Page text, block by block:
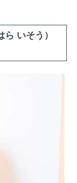
いそう）